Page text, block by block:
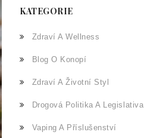
KATEGORIE
Zdraví A Wellness
Blog O Konopí
Zdraví A Životní Styl
Drogová Politika A Legislativa
Vaping A Příslušenství